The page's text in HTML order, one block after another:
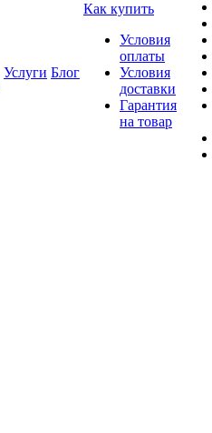
Услуги Блог
Как купить
Условия
оплаты
Условия
доставки
Гарантия
на товар